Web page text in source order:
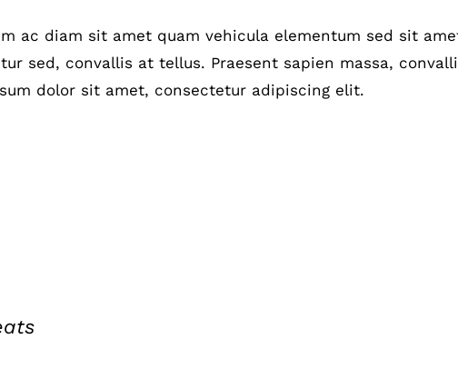
bis
£55.00
ac diam sit amet quam vehicula elementum sed sit
sed, convallis at tellus. Praesent sapien massa,
dolor sit amet, consectetur adipiscing elit.